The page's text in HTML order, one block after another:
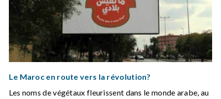
Le Maroc en route vers la révolution?
Les noms de végétaux fleurissent dans le monde arabe, au